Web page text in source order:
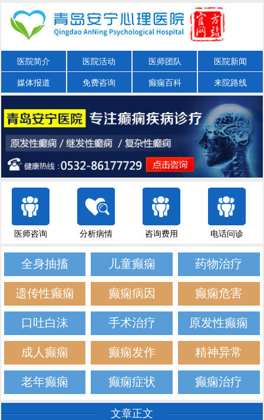
医院简介 医院活动 医师团队 医院新闻
媒体报道 免费咨询 癫痫百科 来院路线
医师咨询 分析病情 咨询费用 电话问诊
全身抽搐 儿童癫痫 药物治疗
遗传性癫痫 癫痫病因 癫痫危害
口吐白沫 手术治疗 原发性癫痫
成人癫痫 癫痫发作 精神异常
老年癫痫 癫痫症状 癫痫治疗
文章正文